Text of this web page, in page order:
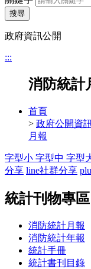
搜尋
政府資訊公開
:::
消防統計
首頁
> 政府公開資
月報
字型小 字型中 字型
分享 line社群分享
統計刊物專區
消防統計月報
消防統計年報
統計手冊
統計書刊目錄